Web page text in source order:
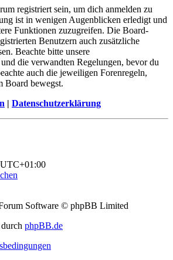
registriert sein, um dich anmelden zu
ist in wenigen Augenblicken erledigt und
Funktionen zuzugreifen. Die Board-
Benutzern auch zusätzliche
Beachte bitte unsere
die verwandten Regelungen, bevor du
auch die jeweiligen Forenregeln,
Board bewegst.
| Datenschutzerklärung
UTC+01:00
Software © phpBB Limited
phpBB.de